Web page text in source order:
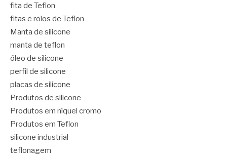
fita de Teflon
fitas e rolos de Teflon
Manta de silicone
manta de teflon
óleo de silicone
perfil de silicone
placas de silicone
Produtos de silicone
Produtos em níquel cromo
Produtos em Teflon
silicone industrial
teflonagem